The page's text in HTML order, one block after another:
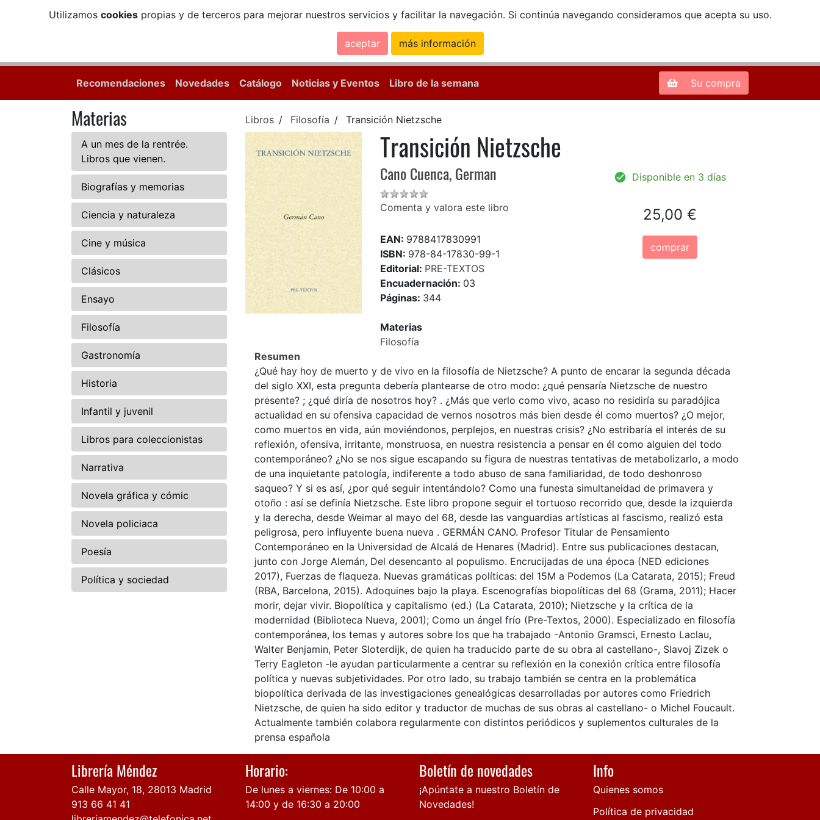
Utilizamos cookiespropias y de terceros para mejorar nuestros servicios y facilitar la navegación. Si continúa navegando consideramos que acepta su uso.
aceptar más información
Zona de Clientes
Recomendaciones Novedades Catálogo Noticias y Eventos Libro de la semana Su compra
Materias
A un mes de la rentrée.
Libros que vienen.
Biografías y memorias
Ciencia y naturaleza
Cine y música
Clásicos
Ensayo
Filosofía
Gastronomía
Historia
Infantil y juvenil
Libros para coleccionistas
Narrativa
Novela gráfica y cómic
Novela policiaca
Poesía
Política y sociedad
Libros Filosofía Transición Nietzsche
Transición Nietzsche
Cano Cuenca, German
Comenta y valora este libro
EAN: 9788417830991
ISBN: 978-84-17830-99-1
Editorial: PRE-TEXTOS
Encuadernación: 03
Páginas: 344
Materias
Filosofía
Disponible en 3 días
25,00 €
comprar
Resumen
¿Qué hay hoy de muerto y de vivo en la filosofía de Nietzsche? A punto de encarar la segunda década
del siglo XXI, esta pregunta debería plantearse de otro modo: ¿qué pensaría Nietzsche de nuestro
presente? ; ¿qué diría de nosotros hoy? . ¿Más que verlo como vivo, acaso no residiría su paradójica
actualidad en su ofensiva capacidad de vernos nosotros más bien desde él como muertos? ¿O mejor,
como muertos en vida, aún moviéndonos, perplejos, en nuestras crisis? ¿No estribaría el interés de su
reflexión, ofensiva, irritante, monstruosa, en nuestra resistencia a pensar en él como alguien del todo
contemporáneo? ¿No se nos sigue escapando su figura de nuestras tentativas de metabolizarlo, a modo
de una inquietante patología, indiferente a todo abuso de sana familiaridad, de todo deshonroso
saqueo? Y si es así, ¿por qué seguir intentándolo? Como una funesta simultaneidad de primavera y
otoño : así se definía Nietzsche. Este libro propone seguir el tortuoso recorrido que, desde la izquierda
y la derecha, desde Weimar al mayo del 68, desde las vanguardias artísticas al fascismo, realizó esta
peligrosa, pero influyente buena nueva . GERMÁN CANO. Profesor Titular de Pensamiento
Contemporáneo en la Universidad de Alcalá de Henares (Madrid). Entre sus publicaciones destacan,
junto con Jorge Alemán, Del desencanto al populismo. Encrucijadas de una época (NED ediciones
2017), Fuerzas de flaqueza. Nuevas gramáticas políticas: del 15M a Podemos (La Catarata, 2015); Freud
(RBA, Barcelona, 2015). Adoquines bajo la playa. Escenografías biopolíticas del 68 (Grama, 2011); Hacer
morir, dejar vivir. Biopolítica y capitalismo (ed.) (La Catarata, 2010); Nietzsche y la crítica de la
modernidad (Biblioteca Nueva, 2001); Como un ángel frío (Pre-Textos, 2000). Especializado en filosofía
contemporánea, los temas y autores sobre los que ha trabajado -Antonio Gramsci, Ernesto Laclau,
Walter Benjamin, Peter Sloterdijk, de quien ha traducido parte de su obra al castellano-, Slavoj Zizek o
Terry Eagleton -le ayudan particularmente a centrar su reflexión en la conexión crítica entre filosofía
política y nuevas subjetividades. Por otro lado, su trabajo también se centra en la problemática
biopolítica derivada de las investigaciones genealógicas desarrolladas por autores como Friedrich
Nietzsche, de quien ha sido editor y traductor de muchas de sus obras al castellano- o Michel Foucault.
Actualmente también colabora regularmente con distintos periódicos y suplementos culturales de la
prensa española
Librería Méndez
Calle Mayor, 18, 28013 Madrid
913 66 41 41
Horario:
De lunes a viernes: De 10:00 a
14:00 y de 16:30 a 20:00
Boletín de novedades
¡Apúntate a nuestro Boletín de
Novedades!
Info
Quienes somos
Política de privacidad